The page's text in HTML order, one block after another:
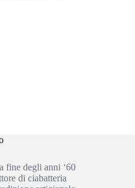
fine degli anni ‘60
di ciabatteria